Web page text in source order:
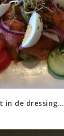
in de dressing…